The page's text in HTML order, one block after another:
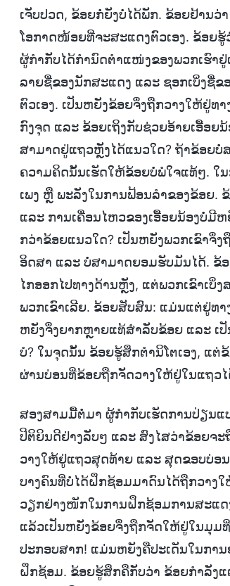
ເຈັບປວດ, ຂ້ອຍກໍ່ຍັງບໍ່ໄດ້ພັກ. ຂ້ອຍຢ້ານ
ໂອກາດໜ້ອຍທີ່ຈະສະແດງຕົວເອງ. ຂ້ອຍ
ຜູ້ກຳກັບໄດ້ກຳນົດຕຳແໜ່ງຂອງພວກເຮົາຢູ່
ລາຍຊື່ຂອງນັກສະແດງ ແລະ ຊອກເບິ່ງຊື່
ຕົວເອງ. ເປັນຫຍັງຂ້ອຍຈຶ່ງຖືກວາງໃຫ້ຢູ່ທ
ກົງຈຸດ ແລະ ຂ້ອຍເຖິງກັບຊ່ວຍອ້າຍເອື້ອ
ສາມາດຢູ່ແຖວຫຼັງໄດ້ແນວໃດ? ຖ້າຂ້ອຍ
ຄວາມຄິດນັ້ນເຮັດໃຫ້ຂ້ອຍບໍ່ພໍໃຈແທ້ໆ. ໃ
ເພງ ຫຼື ພະລັງໃນການຟ້ອນລຳຂອງຂ້ອຍ.
ແລະ ການເຄື່ອນໄຫວຂອງເອື້ອຍນ້ອງບໍ່ມີ
ກວ່າຂ້ອຍແນວໃດ? ເປັນຫຍັງພວກເຂົາຈຶ່
ອິດສາ ແລະ ບໍ່ສາມາດຍອມຮັບມັນໄດ້. ຂ້
ໄກອອກໄປທາງດ້ານຫຼັງ, ແຕ່ພວກເຂົາເບິ່
ພວກເຂົາເລີຍ. ຂ້ອຍສັບສົນ: ແມ່ນແຕ່ຢູ່ທ
ຫຍັງຈຶ່ງຍາກຫຼາຍແທ້ສຳລັບຂ້ອຍ ແລະ ເ
ບໍ? ໃນຈຸດນັ້ນ ຂ້ອຍຮູ້ສຶກຕຳນິໂຕເອງ, ແ
ຜ່ານບ່ອນທີ່ຂ້ອຍຖືກຈັດວາງໃຫ້ຢູ່ໃນແຖວໄ
ສອງສາມມື້ຕໍ່ມາ ຜູ້ກຳກັບເຮັດການປ່ຽນແ
ປິຕິຍິນດີຢ່າງລັບໆ ແລະ ສົງໄສວ່າຂ້ອຍຈ
ວາງໃຫ້ຢູ່ແຖວສຸດທ້າຍ ແລະ ສຸດຂອບບ່ອນ
ບາງຄົນທີ່ບໍ່ໄດ້ຝຶກຊ້ອມມາດົນໄດ້ຖືກວາງ
ວຽກຢ່າງໜັກໃນການຝຶກຊ້ອມການສະແດ
ແລ້ວເປັນຫຍັງຂ້ອຍຈຶ່ງຖືກຈັດໃຫ້ຢູ່ໃນມຸມ
ປະກອບສາກ! ແມ່ນຫຍັງຄືປະເດັນໃນກາ
ຝຶກຊ້ອມ. ຂ້ອຍຮູ້ສຶກຄືກັບວ່າ ຂ້ອຍກຳລັງ